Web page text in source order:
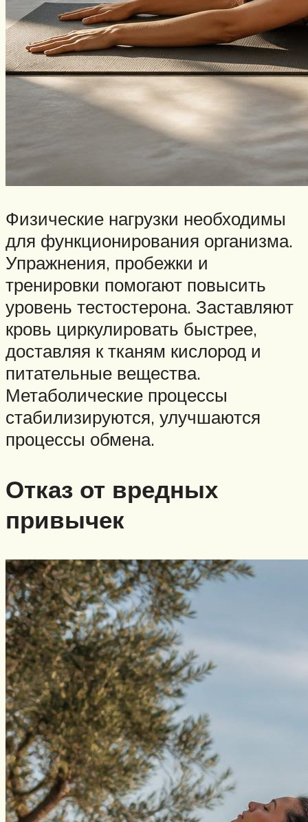
Физические нагрузки необходимы
для функционирования организма.
Упражнения, пробежки и
тренировки помогают повысить
уровень тестостерона. Заставляют
кровь циркулировать быстрее,
доставляя к тканям кислород и
питательные вещества.
Метаболические процессы
стабилизируются, улучшаются
процессы обмена.
Отказ от вредных
привычек